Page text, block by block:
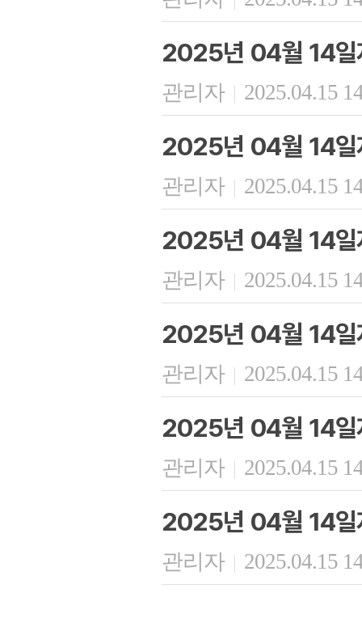
2025년 04월 14일
관리자 | 2025.04.15
2025년 04월 14일
관리자 | 2025.04.15
2025년 04월 14일
관리자 | 2025.04.15
2025년 04월 14일
관리자 | 2025.04.15
2025년 04월 14일
관리자 | 2025.04.15
2025년 04월 14일
관리자 | 2025.04.15